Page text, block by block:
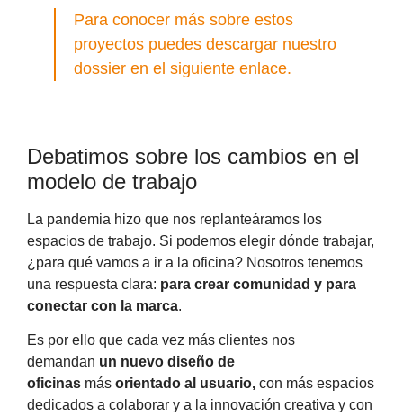
Para conocer más sobre estos
proyectos puedes descargar nuestro
dossier en el siguiente enlace.
Debatimos sobre los cambios en el
modelo de trabajo
La pandemia hizo que nos replanteáramos los
espacios de trabajo. Si podemos elegir dónde trabajar,
¿para qué vamos a ir a la oficina? Nosotros tenemos
una respuesta clara: para crear comunidad y para
conectar con la marca.
Es por ello que cada vez más clientes nos
demandan un nuevo diseño de
oficinas más orientado al usuario, con más espacios
dedicados a colaborar y a la innovación creativa y con